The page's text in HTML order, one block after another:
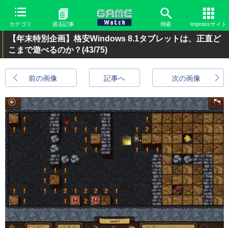
カテゴリ 過去記事 検索 Impressサイト
【年末特別企画】格安Windows 8.1タブレットは、正直ど
こまで遊べるのか？(43/75)
前の画像 次の画像
記事へ